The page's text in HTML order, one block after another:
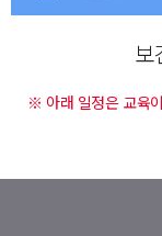
보
※ 아래 일정은 교육